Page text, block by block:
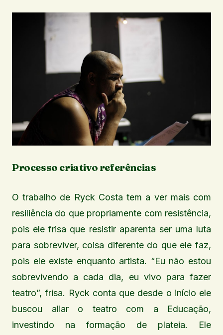
Processo criativo referências
O trabalho de Ryck Costa tem a ver mais com
resiliência do que propriamente com resistência,
pois ele frisa que resistir aparenta ser uma luta
para sobreviver, coisa diferente do que ele faz,
pois ele existe enquanto artista. “Eu não estou
sobrevivendo a cada dia, eu vivo para fazer
teatro”, frisa. Ryck conta que desde o início ele
buscou aliar o teatro com a Educação,
investindo na formação de plateia. Ele